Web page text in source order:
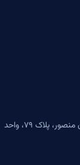
تهران، خیابان ولیعصر، ابتدای خیابان مطهری، خیابان منصور، پلاک ۷۹، واحد